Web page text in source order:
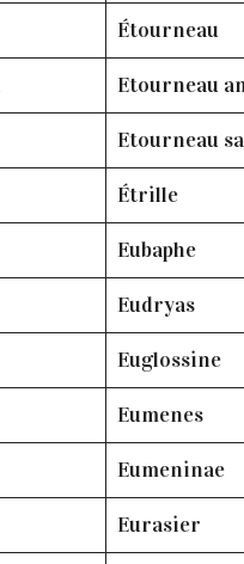
Étourneau
Etourneau
Etourneau
Étrille
Eubaphe
Eudryas
Euglossine
Eumenes
Eumeninae
Eurasier